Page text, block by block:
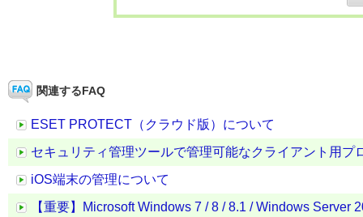
関連するFAQ
ESET PROTECT（クラウド版）について
セキュリティ管理ツールで管理可能なクライアント用プ
iOS端末の管理について
【重要】Microsoft Windows 7 / 8 / 8.1 / Windows